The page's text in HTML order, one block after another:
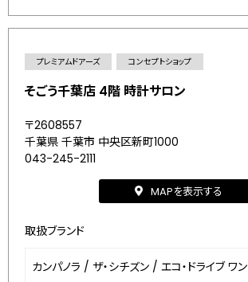
プレミアムドアーズ コンセプトショップ
そごう千葉店 4階 時計サロン
〒2608557
千葉県 千葉市 中央区新町1000
043-245-2111
MAPを表示する
取扱ブランド
カンパノラ / ザ・シチズン / エコ・ドライブ ワン